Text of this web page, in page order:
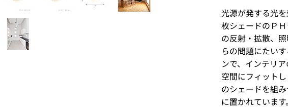
光源が発する光
枚シェードのＰ
の反射・拡散、
らの問題にたい
ンで、インテリ
空間にフィット
のシェードを組
に置かれています